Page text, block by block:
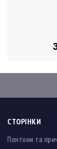
СТОРІНКИ
Понтони та